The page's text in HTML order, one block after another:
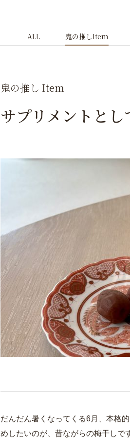
ALL 鬼の推しItem
鬼の推し Item
サプリメントと
だんだん暑くなってくる6月、本格
めしたいのが、昔ながらの梅干しで